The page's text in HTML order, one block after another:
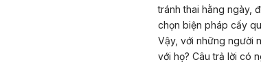
tránh thai hằng ngày,
chọn biện pháp cấy
Vậy, với những người
với họ? Câu trả lời có